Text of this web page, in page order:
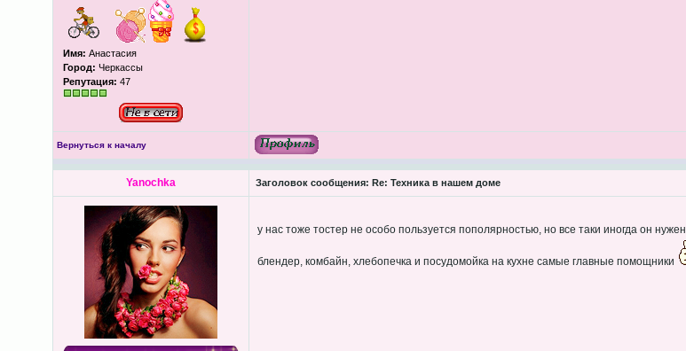
Имя: Анастасия
Город: Черкассы
Репутация: 47
Вернуться к началу
Yanochka Заголовок сообщения: Re: Техника в нашем доме
у нас тоже тостер не особо пользуется пополярностью, но все таки иногда он нужен
блендер, комбайн, хлебопечка и посудомойка на кухне самые главные помощники